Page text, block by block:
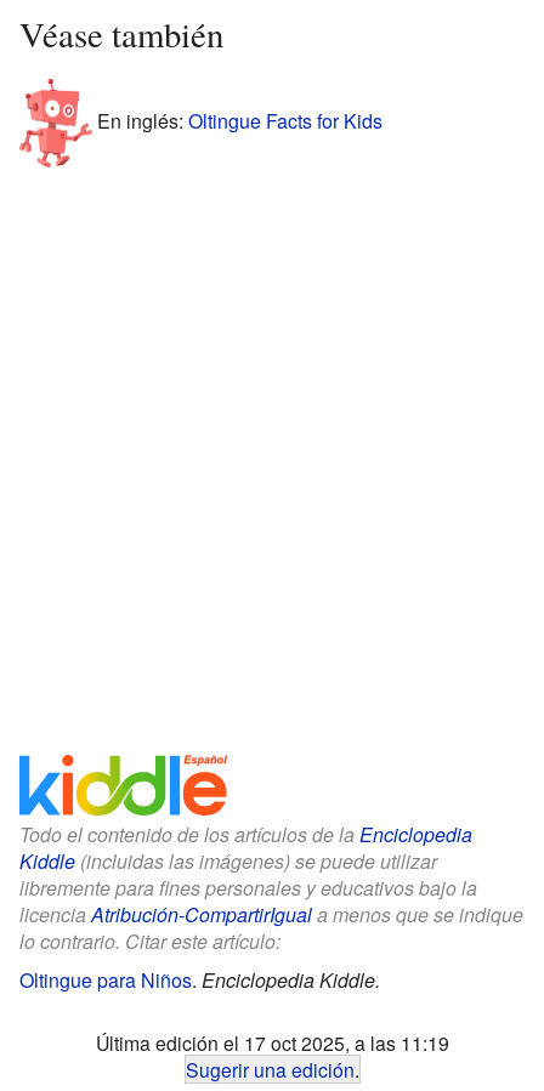
Véase también
En inglés: Oltingue Facts for Kids
Todo el contenido de los artículos de la Enciclopedia
Kiddle (incluidas las imágenes) se puede utilizar
libremente para fines personales y educativos bajo la
licenciaAtribución-CompartirIguala menos que se indique
lo contrario. Citar este artículo:
Oltingue para Niños. Enciclopedia Kiddle.
Última edición el 17 oct 2025, a las 11:19
Sugerir una edición.